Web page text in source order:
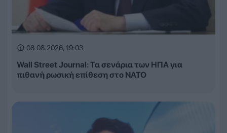
08.08.2026, 19:03
Wall Street Journal: Τα σενάρια των ΗΠΑ για
πιθανή ρωσική επίθεση στο ΝΑΤΟ